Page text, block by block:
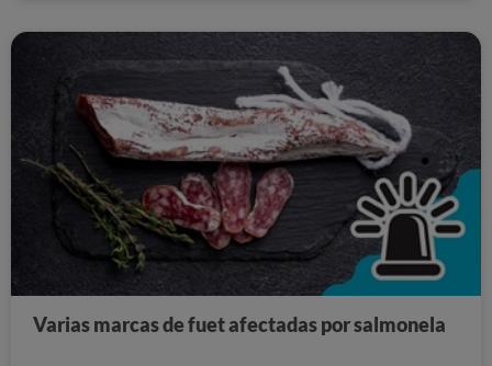
Varias marcas de fuet afectadas por salmonela